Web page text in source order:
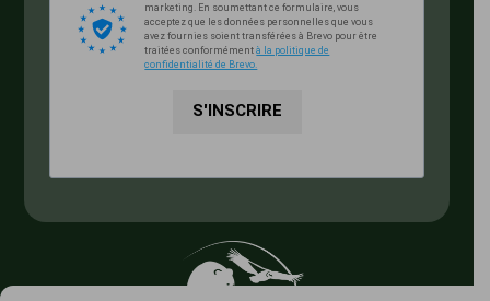
marketing. En soumettant ce formulaire, vous
acceptez que les données personnelles que vous
avez fournies soient transférées à Brevo pour être
traitées conformémentà la politique de
confidentialité de Brevo.
S'INSCRIRE